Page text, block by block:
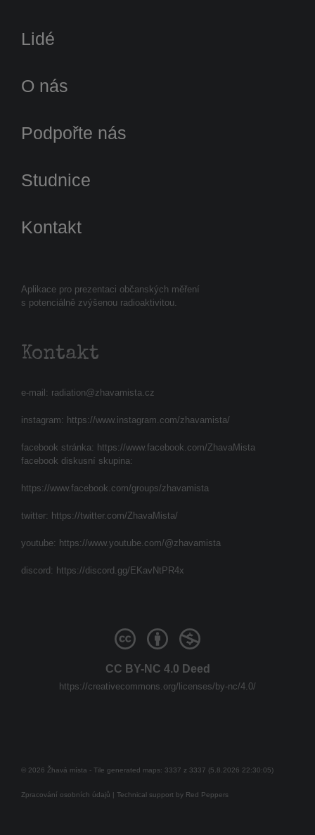
Aplikace pro prezentaci občanských měření
s potenciálně zvýšenou radioaktivitou.
Kontakt
e-mail: radiation@zhavamista.cz
instagram: https://www.instagram.com/zhavamista/
facebook stránka: https://www.facebook.com/ZhavaMista
facebook diskusní skupina:
https://www.facebook.com/groups/zhavamista
twitter: https://twitter.com/ZhavaMista/
youtube: https://www.youtube.com/@zhavamista
discord: https://discord.gg/EKavNtPR4x
Lidé
O nás
Podpořte nás
Studnice
Kontakt
CC BY-NC 4.0 Deed
https://creativecommons.org/licenses/by-nc/4.0/
© 2026 Žhavá místa - Tile generated maps: 3337 z 3337 (5.8.2026 22:30:05)
Zpracování osobních údajů | Technical support by Red Peppers